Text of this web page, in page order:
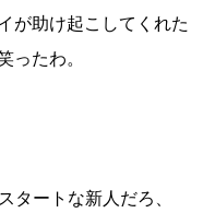
が助け起こしてくれた
ったわ。
タートな新人だろ、